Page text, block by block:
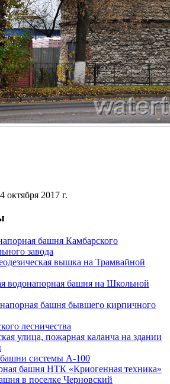
октября 2017 г.
башня Камбарского
завода
вышка на Трамвайной
водонапорная башня на Школьной
башня бывшего кирпичного
лесничества
улица, пожарная каланча на здании
системы А-100
башня НТК «Криогенная техника»
в поселке Черновский